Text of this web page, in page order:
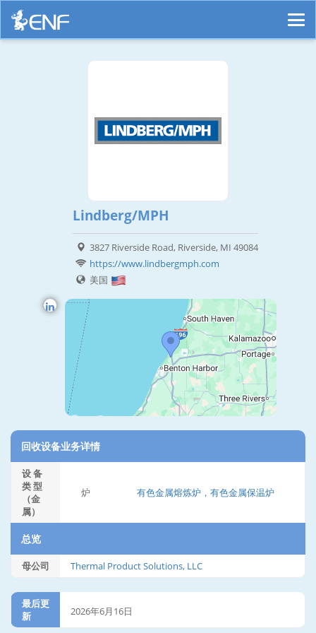
Lindberg/MPH
3827 Riverside Road, Riverside, MI 49084
https://www.lindbergmph.com
美国
回收设备业务详情
设 备
类 型
（金
属）
炉 有色金属熔炼炉，有色金属保温炉
总览
母公司 Thermal Product Solutions, LLC
最后更
新
2026年6月16日